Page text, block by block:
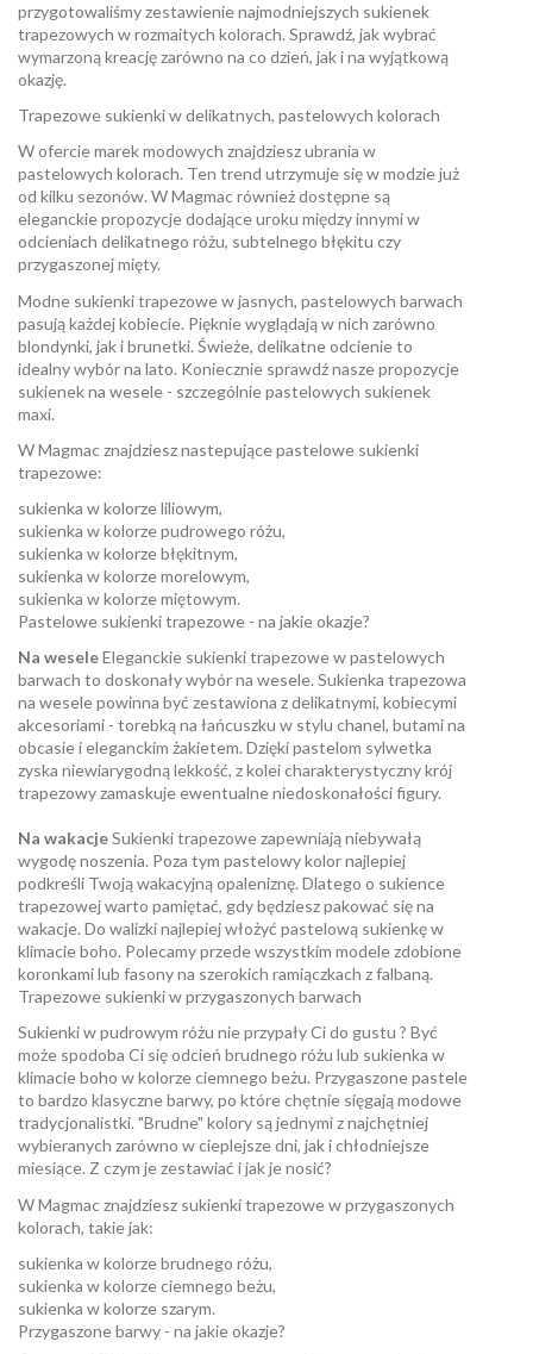
przygotowaliśmy zestawienie najmodniejszych sukienek
trapezowych w rozmaitych kolorach. Sprawdź, jak wybrać
wymarzoną kreację zarówno na co dzień, jak i na wyjątkową
okazję.
Trapezowe sukienki w delikatnych, pastelowych kolorach
W ofercie marek modowych znajdziesz ubrania w
pastelowych kolorach. Ten trend utrzymuje się w modzie już
od kilku sezonów. W Magmac również dostępne są
eleganckie propozycje dodające uroku między innymi w
odcieniach delikatnego różu, subtelnego błękitu czy
przygaszonej mięty.
Modne sukienki trapezowe w jasnych, pastelowych barwach
pasują każdej kobiecie. Pięknie wyglądają w nich zarówno
blondynki, jak i brunetki. Świeże, delikatne odcienie to
idealny wybór na lato. Koniecznie sprawdź nasze propozycje
sukienek na wesele - szczególnie pastelowych sukienek
maxi.
W Magmac znajdziesz nastepujące pastelowe sukienki
trapezowe:
sukienka w kolorze liliowym,
sukienka w kolorze pudrowego różu,
sukienka w kolorze błękitnym,
sukienka w kolorze morelowym,
sukienka w kolorze miętowym.
Pastelowe sukienki trapezowe - na jakie okazje?
Na weseleEleganckie sukienki trapezowe w pastelowych
barwach to doskonały wybór na wesele. Sukienka trapezowa
na wesele powinna być zestawiona z delikatnymi, kobiecymi
akcesoriami - torebką na łańcuszku w stylu chanel, butami na
obcasie i eleganckim żakietem. Dzięki pastelom sylwetka
zyska niewiarygodną lekkość, z kolei charakterystyczny krój
trapezowy zamaskuje ewentualne niedoskonałości figury.
Na wakacjeSukienki trapezowe zapewniają niebywałą
wygodę noszenia. Poza tym pastelowy kolor najlepiej
podkreśli Twoją wakacyjną opaleniznę. Dlatego o sukience
trapezowej warto pamiętać, gdy będziesz pakować się na
wakacje. Do walizki najlepiej włożyć pastelową sukienkę w
klimacie boho. Polecamy przede wszystkim modele zdobione
koronkami lub fasony na szerokich ramiączkach z falbaną.
Trapezowe sukienki w przygaszonych barwach
Sukienki w pudrowym różu nie przypały Ci do gustu ? Być
może spodoba Ci się odcień brudnego różu lub sukienka w
klimacie boho w kolorze ciemnego beżu. Przygaszone pastele
to bardzo klasyczne barwy, po które chętnie sięgają modowe
tradycjonalistki. "Brudne" kolory są jednymi z najchętniej
wybieranych zarówno w cieplejsze dni, jak i chłodniejsze
miesiące. Z czym je zestawiać i jak je nosić?
W Magmac znajdziesz sukienki trapezowe w przygaszonych
kolorach, takie jak:
sukienka w kolorze brudnego różu,
sukienka w kolorze ciemnego beżu,
sukienka w kolorze szarym.
Przygaszone barwy - na jakie okazje?